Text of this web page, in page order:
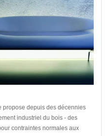
propose depuis des décennies
industriel du bois - des
contraintes normales aux